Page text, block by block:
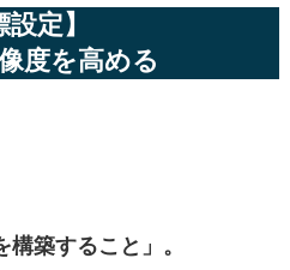
設定】
度を高める
構築すること」。